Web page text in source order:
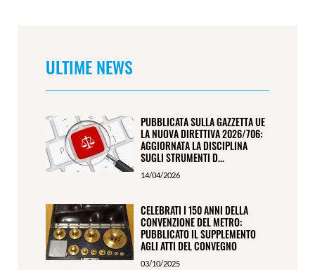
ULTIME NEWS
PUBBLICATA SULLA GAZZETTA UE
LA NUOVA DIRETTIVA 2026/706:
AGGIORNATA LA DISCIPLINA
SUGLI STRUMENTI D...
14/04/2026
CELEBRATI I 150 ANNI DELLA
CONVENZIONE DEL METRO:
PUBBLICATO IL SUPPLEMENTO
AGLI ATTI DEL CONVEGNO
03/10/2025